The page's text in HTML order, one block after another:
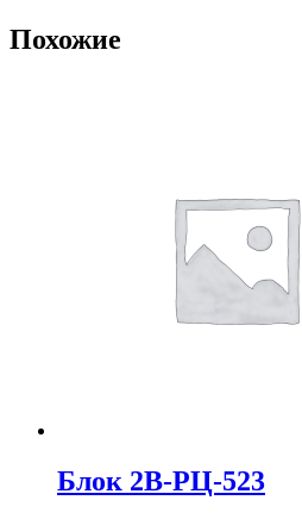
Похожие
Блок 2В-РЦ-523